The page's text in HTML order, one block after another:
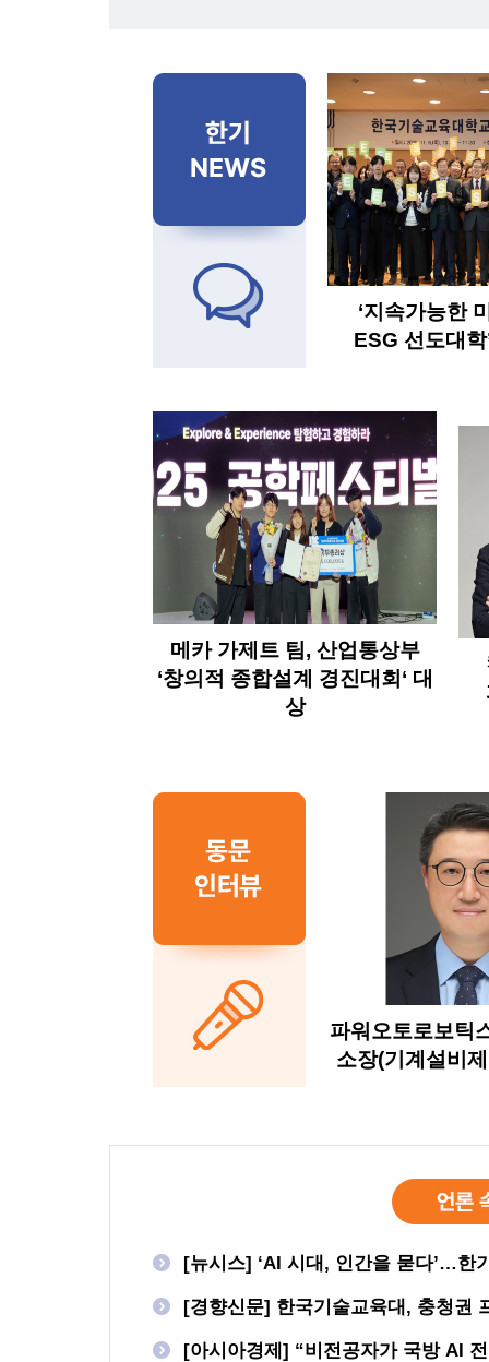
‘지속가능한
ESG 선도대
메카 가제트 팀, 산업통상부
‘창의적 종합설계 경진대회‘ 대
상
파워오토로보틱
소장(기계설비
[뉴시스] ‘AI 시대, 인간을 묻다’…한
[경향신문] 한국기술교육대, 충청권
[아시아경제] “비전공자가 국방 AI